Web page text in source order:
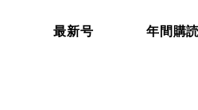
最新号 年間購